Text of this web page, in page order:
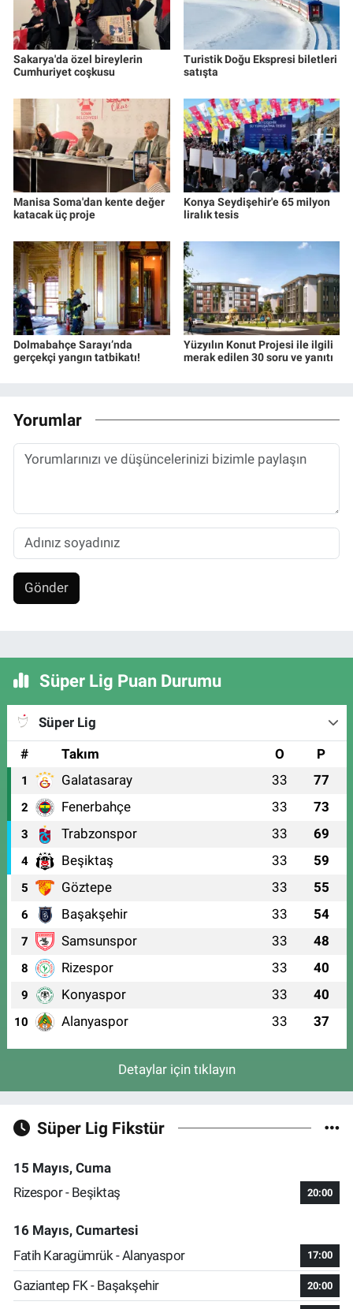
Sakarya'da özel bireylerin
Cumhuriyet coşkusu
Turistik Doğu Ekspresi biletleri
satışta
Manisa Soma'dan kente değer
katacak üç proje
Konya Seydişehir'e 65 milyon
liralık tesis
Dolmabahçe Sarayı’nda
gerçekçi yangın tatbikatı!
Yüzyılın Konut Projesi ile ilgili
merak edilen 30 soru ve yanıtı
Yorumlar
Gönder
Süper Lig Puan Durumu
Süper Lig
#
Takım O P
1 Galatasaray 33 77
2 Fenerbahçe 33 73
3 Trabzonspor 33 69
4 Beşiktaş 33 59
5 Göztepe 33 55
6 Başakşehir 33 54
7 Samsunspor 33 48
8 Rizespor 33 40
9 Konyaspor 33 40
10 Alanyaspor 33 37
Detaylar için tıklayın
Süper Lig Fikstür
15 Mayıs, Cuma
Rizespor - Beşiktaş
20:00
16 Mayıs, Cumartesi
Fatih Karagümrük - Alanyaspor
17:00
Gaziantep FK - Başakşehir 20:00